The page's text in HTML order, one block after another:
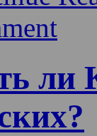
ли